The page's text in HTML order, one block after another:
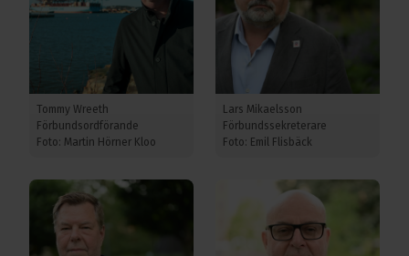
Tommy Wreeth
Förbundsordförande
Foto: Martin Hörner Kloo
Lars Mikaelsson
Förbundssekreterare
Foto: Emil Flisbäck